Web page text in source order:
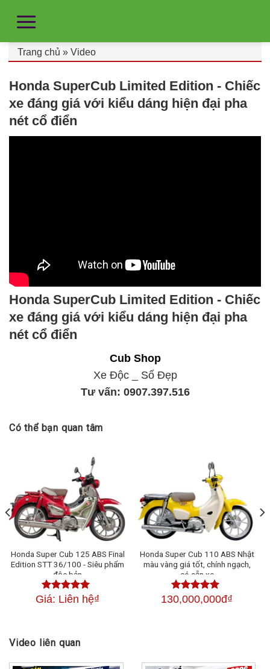
Trang chủ » Video
Honda SuperCub Limited Edition - Chiếc
xe đáng giá với kiểu dáng hiện đại pha
nét cổ điển
Honda SuperCub Limited Edition - Chiếc
xe đáng giá với kiểu dáng hiện đại pha
nét cổ điển
Cub Shop
Xe Độc _ Số Đẹp
Tư vấn: 0907.397.516
Có thể bạn quan tâm
Honda Super Cub 125 ABS Final
Edition STT 36/100 - Siêu phẩm
độc bản
Được xếp
Giá: Liên hệ₫
Honda Super Cub 110 ABS Nhật
màu vàng giá tốt, chính ngạch,
có sẵn xe
Được xếp
130,000,000đ₫
Video liên quan